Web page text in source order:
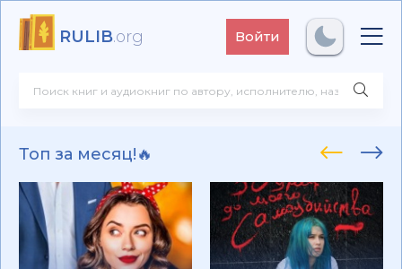
RULIB.org Войти
Топ за месяц!🔥